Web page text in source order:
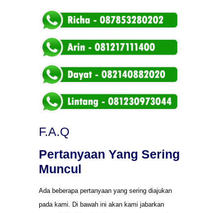
F.A.Q
Pertanyaan Yang Sering
Muncul
Ada beberapa pertanyaan yang sering diajukan
pada kami. Di bawah ini akan kami jabarkan